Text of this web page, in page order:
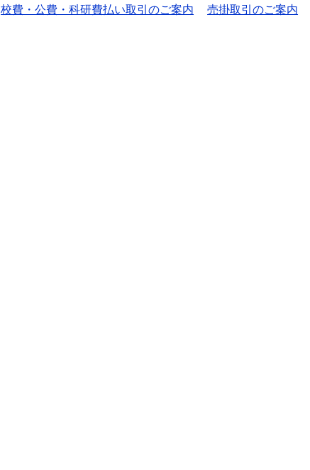
校費・公費・科研費払い取引のご案内 売掛取引のご案内